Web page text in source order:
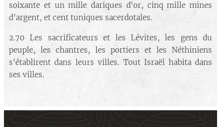
soixante et un mille dariques d'or, cinq mille mines
d'argent, et cent tuniques sacerdotales.
2.70 Les sacrificateurs et les Lévites, les gens du
peuple, les chantres, les portiers et les Néthiniens
s'établirent dans leurs villes. Tout Israël habita dans
ses villes.